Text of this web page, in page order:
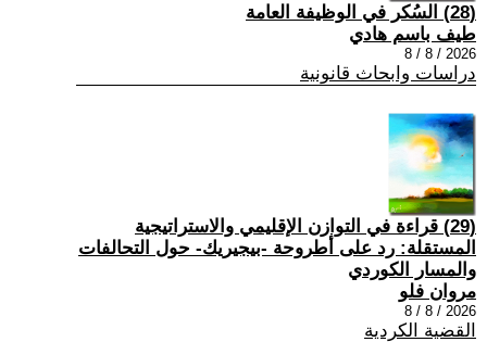
(28) السُكر في الوظيفة العامة
طيف باسم هادي
2026 / 8 / 8
دراسات وابحاث قانونية
(29) قراءة في التوازن الإقليمي والاستراتيجية
المستقلة: رد على أطروحة -بيجيريك- حول التحالفات
والمسار الكوردي
مروان فلو
2026 / 8 / 8
القضية الكردية